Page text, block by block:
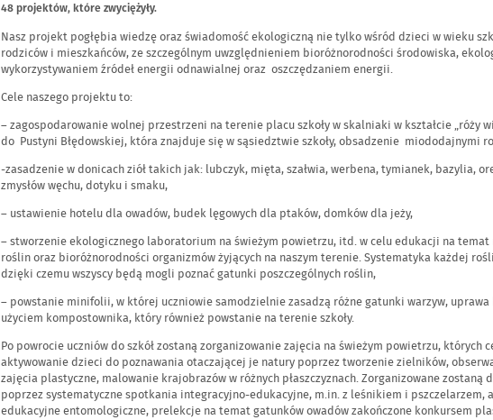
48 projektów, które zwyciężyły.
Nasz projekt pogłębia wiedzę oraz świadomość ekologiczną nie tylko wśród dzieci w wieku
rodziców i mieszkańców, ze szczególnym uwzględnieniem bioróżnorodności środowiska,
wykorzystywaniem źródeł energii odnawialnej oraz oszczędzaniem energii.
Cele naszego projektu to:
– zagospodarowanie wolnej przestrzeni na terenie placu szkoły w skalniaki w kształcie „róży
do Pustyni Błędowskiej, która znajduje się w sąsiedztwie szkoły, obsadzenie miododajnymi
-zasadzenie w donicach ziół takich jak: lubczyk, mięta, szałwia, werbena, tymianek, bazylia,
zmysłów węchu, dotyku i smaku,
– ustawienie hotelu dla owadów, budek lęgowych dla ptaków, domków dla jeży,
– stworzenie ekologicznego laboratorium na świeżym powietrzu, itd. w celu edukacji na
roślin oraz bioróżnorodności organizmów żyjących na naszym terenie. Systematyka każdej
dzięki czemu wszyscy będą mogli poznać gatunki poszczególnych roślin,
– powstanie minifolii, w której uczniowie samodzielnie zasadzą różne gatunki warzyw,
użyciem kompostownika, który również powstanie na terenie szkoły.
Po powrocie uczniów do szkół zostaną zorganizowanie zajęcia na świeżym powietrzu, których
aktywowanie dzieci do poznawania otaczającej je natury poprzez tworzenie zielników,
zajęcia plastyczne, malowanie krajobrazów w różnych płaszczyznach. Zorganizowane zostaną
poprzez systematyczne spotkania integracyjno-edukacyjne, m.in. z leśnikiem i pszczelarzem,
edukacyjne entomologiczne, prelekcje na temat gatunków owadów zakończone konkursem